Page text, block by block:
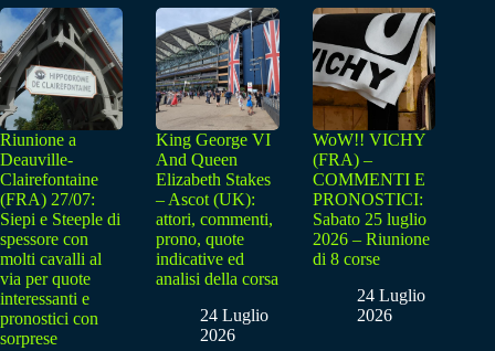
Riunione a
Deauville-
Clairefontaine
(FRA) 27/07:
Siepi e Steeple di
spessore con
molti cavalli al
via per quote
interessanti e
pronostici con
sorprese
King George VI
And Queen
Elizabeth Stakes
– Ascot (UK):
attori, commenti,
prono, quote
indicative ed
analisi della corsa
24 Luglio
2026
WoW!! VICHY
(FRA) –
COMMENTI E
PRONOSTICI:
Sabato 25 luglio
2026 – Riunione
di 8 corse
24 Luglio
2026